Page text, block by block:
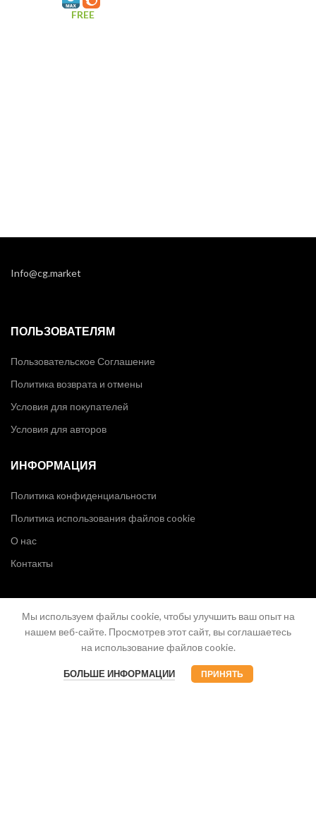
FREE
Info@cg.market
ПОЛЬЗОВАТЕЛЯМ
Пользовательское Соглашение
Политика возврата и отмены
Условия для покупателей
Условия для авторов
ИНФОРМАЦИЯ
Политика конфиденциальности
Политика использования файлов cookie
О нас
Контакты
Мы используем файлы cookie, чтобы улучшить ваш опыт на
нашем веб-сайте. Просмотрев этот сайт, вы соглашаетесь
на использование файлов cookie.
БОЛЬШЕ ИНФОРМАЦИИ ПРИНЯТЬ